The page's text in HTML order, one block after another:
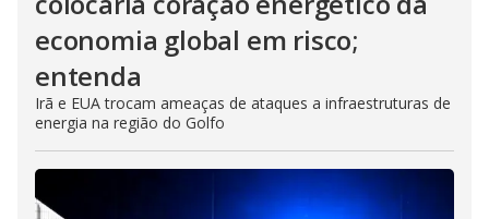
economia global em risco;
entenda
Irã e EUA trocam ameaças de ataques a infraestruturas de
energia na região do Golfo